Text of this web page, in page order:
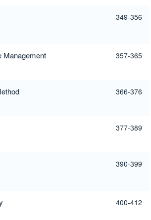
349-356
Management 357-365
366-376
377-389
390-399
400-412